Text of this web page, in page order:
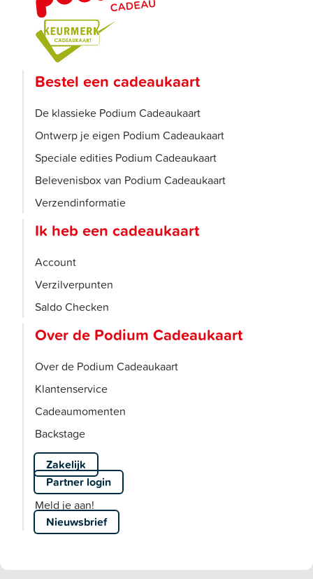
Bestel een cadeaukaart
De klassieke Podium Cadeaukaart
Ontwerp je eigen Podium Cadeaukaart
Speciale edities Podium Cadeaukaart
Belevenisbox van Podium Cadeaukaart
Verzendinformatie
Ik heb een cadeaukaart
Account
Verzilverpunten
Saldo Checken
Over de Podium Cadeaukaart
Over de Podium Cadeaukaart
Klantenservice
Cadeaumomenten
Backstage
Zakelijk
Partner login
Meld je aan!
Nieuwsbrief